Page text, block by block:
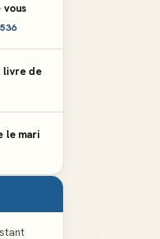
livre de
le mari